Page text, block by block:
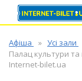
Афіша Усі зали
Палац культури
Internet-bilet.ua